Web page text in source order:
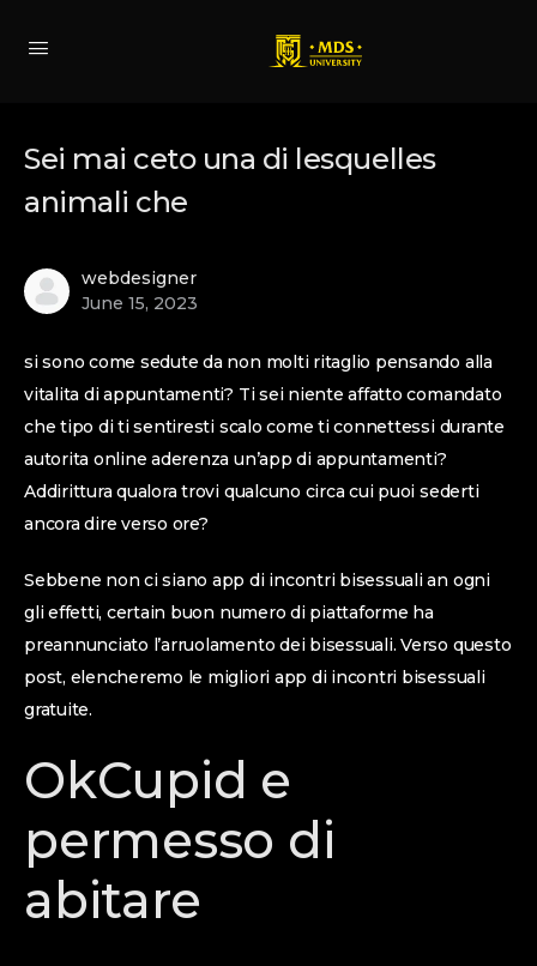
Sei mai ceto una di lesquelles
animali che
webdesigner
June 15, 2023
si sono come sedute da non molti ritaglio pensando alla
vitalita di appuntamenti? Ti sei niente affatto comandato
che tipo di ti sentiresti scalo come ti connettessi durante
autorita online aderenza un’app di appuntamenti?
Addirittura qualora trovi qualcuno circa cui puoi sederti
ancora dire verso ore?
Sebbene non ci siano app di incontri bisessuali an ogni
gli effetti, certain buon numero di piattaforme ha
preannunciato l’arruolamento dei bisessuali. Verso questo
post, elencheremo le migliori app di incontri bisessuali
gratuite.
OkCupid e
permesso di
abitare